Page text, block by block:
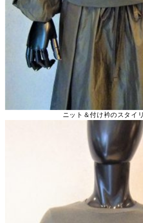
ニット＆付け衿のスタイ